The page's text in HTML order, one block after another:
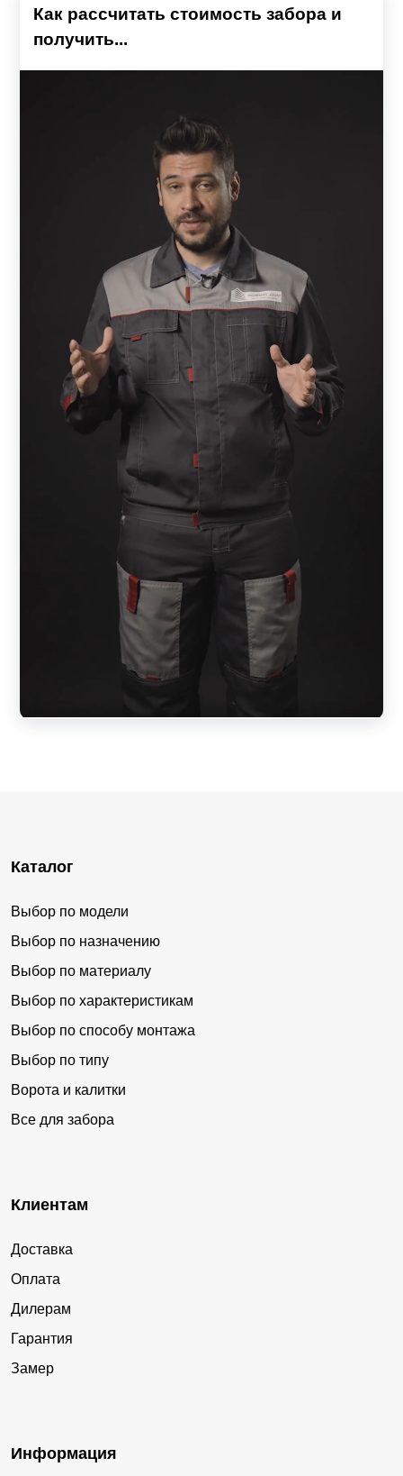
Как рассчитать стоимость забора и
получить...
Каталог
Выбор по модели
Выбор по назначению
Выбор по материалу
Выбор по характеристикам
Выбор по способу монтажа
Выбор по типу
Ворота и калитки
Все для забора
Клиентам
Доставка
Оплата
Дилерам
Гарантия
Замер
Информация